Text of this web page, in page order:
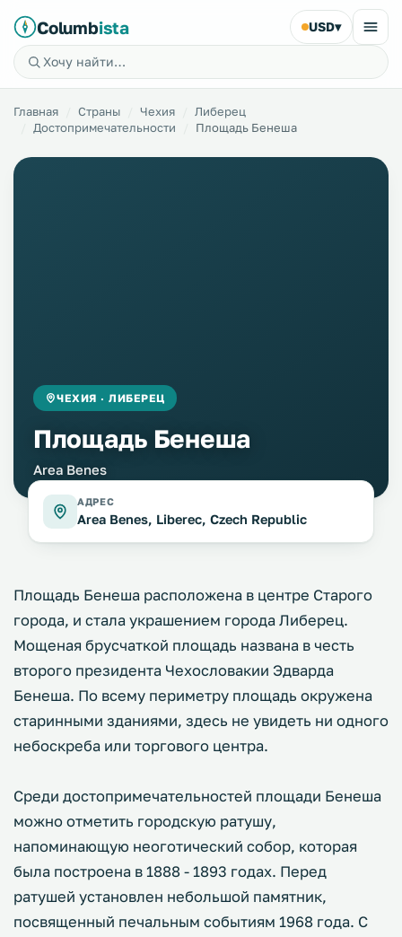
Columbista USD▾
Главная Страны Чехия
Либерец
Достопримечательности
Площадь Бенеша
ЧЕХИЯ · ЛИБЕРЕЦ
Площадь Бенеша
Area Benes
АДРЕС
Area Benes, Liberec, Czech Republic
Площадь Бенеша расположена в центре Старого
города, и стала украшением города Либерец.
Мощеная брусчаткой площадь названа в честь
второго президента Чехословакии Эдварда
Бенеша. По всему периметру площадь окружена
старинными зданиями, здесь не увидеть ни одного
небоскреба или торгового центра.
Среди достопримечательностей площади Бенеша
можно отметить городскую ратушу,
напоминающую неоготический собор, которая
была построена в 1888 - 1893 годах. Перед
ратушей установлен небольшой памятник,
посвященный печальным событиям 1968 года. С